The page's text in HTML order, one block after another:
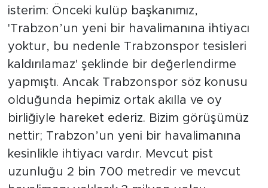
isterim: Önceki kulüp başkanımız,
'Trabzon’un yeni bir havalimanına ihtiyacı
yoktur, bu nedenle Trabzonspor tesisleri
kaldırılamaz' şeklinde bir değerlendirme
yapmıştı. Ancak Trabzonspor söz konusu
olduğunda hepimiz ortak akılla ve oy
birliğiyle hareket ederiz. Bizim görüşümüz
nettir; Trabzon’un yeni bir havalimanına
kesinlikle ihtiyacı vardır. Mevcut pist
uzunluğu 2 bin 700 metredir ve mevcut